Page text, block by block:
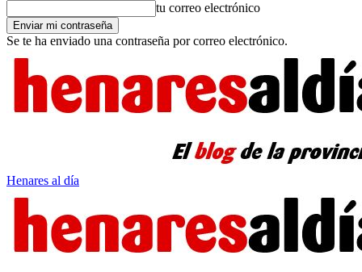
tu correo electrónico
Se te ha enviado una contraseña por correo electrónico.
Henares al día